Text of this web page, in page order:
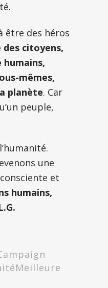
être des héros
des citoyens,
humains,
mêmes,
planète. Car
peuple,
une
consciente et
humains,